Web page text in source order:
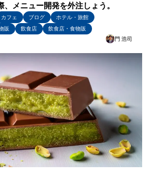
、メニュー開発を外注しょう。
カフェ ブログ
ホテル・旅館
販 飲食店
飲食店・食物販
門 浩司